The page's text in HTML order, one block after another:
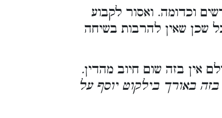
וכדומה. ואסור לקבוע
שכן שאין להרבות בשיחה
אין בזה שום חיוב מהדין.
באורך בילקוט יוסף על